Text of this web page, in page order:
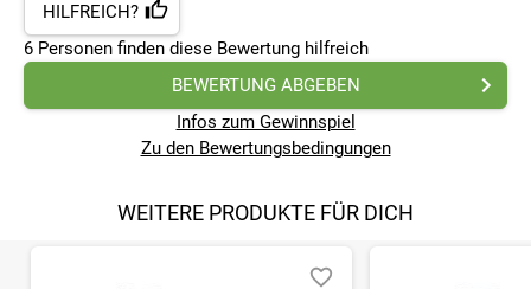
HILFREICH?
6 Personen finden diese Bewertung hilfreich
BEWERTUNG ABGEBEN
Infos zum Gewinnspiel
Zu den Bewertungsbedingungen
WEITERE PRODUKTE FÜR DICH